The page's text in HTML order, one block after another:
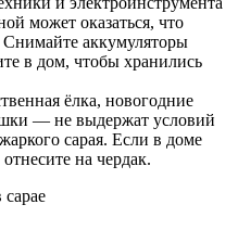
может оказаться, что
аккумуляторы
в дом, чтобы хранились
ёлка, новогодние
— не выдержат условий
сарая. Если в доме
на чердак.